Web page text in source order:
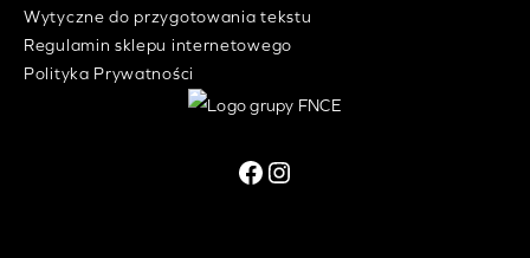
Wytyczne do przygotowania tekstu
Regulamin sklepu internetowego
Polityka Prywatności
Facebook
Instagram